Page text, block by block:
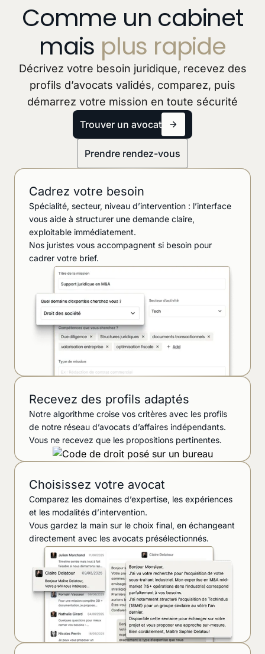
Cadrez votre besoin
Spécialité, secteur, niveau d’intervention : l’interface
vous aide à structurer une demande claire,
exploitable immédiatement.
Nos juristes vous accompagnent si besoin pour
cadrer votre brief.
Recevez des profils adaptés
Notre algorithme croise vos critères avec les profils
de notre réseau d’avocats d’affaires indépendants.
Vous ne recevez que les propositions pertinentes.
Choisissez votre avocat
Comparez les domaines d’expertise, les expériences
et les modalités d’intervention.
Vous gardez la main sur le choix final, en échangeant
directement avec les avocats présélectionnés.
Comme un cabinet
mais plus rapide
Décrivez votre besoin juridique, recevez des
profils d’avocats validés, comparez, puis
démarrez votre mission en toute sécurité
Trouver un avocat
Prendre rendez-vous